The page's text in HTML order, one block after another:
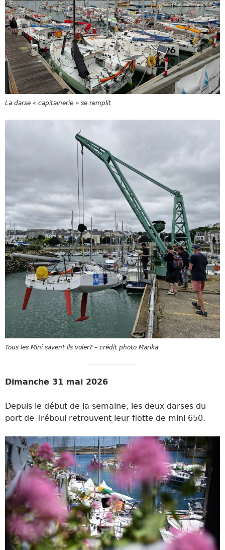
La darse « capitainerie » se remplit
Tous les Mini savent ils voler? – crédit photo Marika
Dimanche 31 mai 2026
Depuis le début de la semaine, les deux darses du
port de Tréboul retrouvent leur flotte de mini 650.